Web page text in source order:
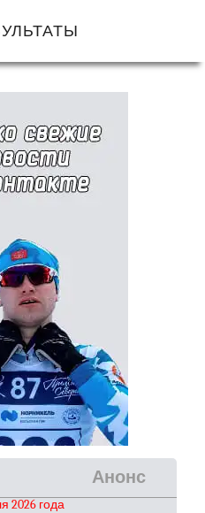
Анонс
2026 года